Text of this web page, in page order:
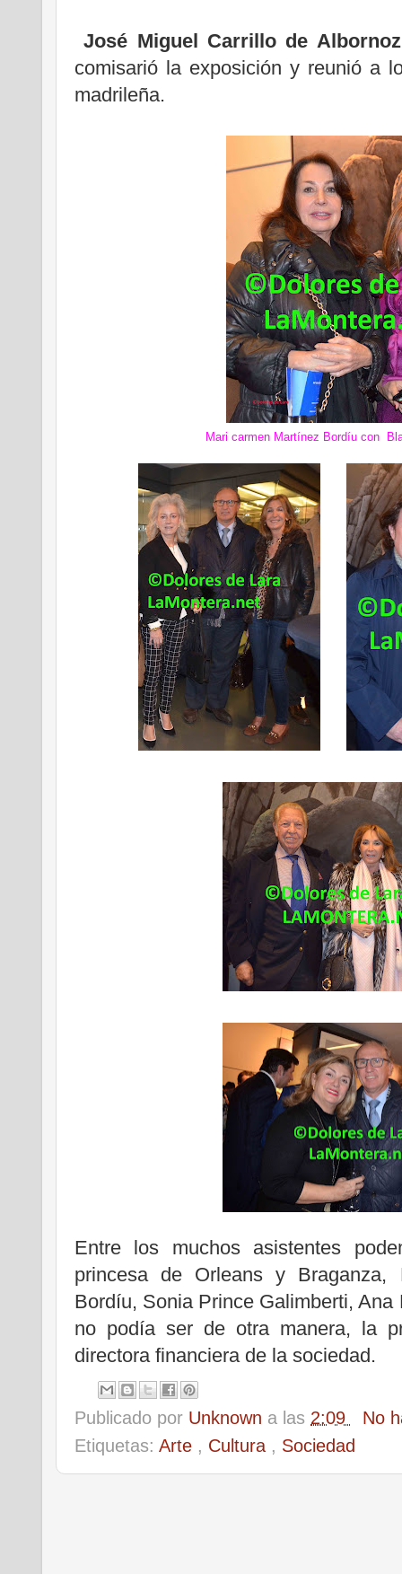
José Miguel Carrillo de Albornoz
comisarió la exposición y reunió a
madrileña.
Mari carmen Martínez Bordíu con
Entre los muchos asistentes
princesa de Orleans y Braganza,
Bordíu, Sonia Prince Galimberti,
no podía ser de otra manera, la
directora financiera de la sociedad.
Publicado por Unknown a las 2:09
No
Etiquetas: Arte , Cultura , Sociedad